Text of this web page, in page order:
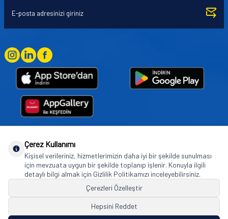
Goodyear (and Winged Foot Design) are trademarks of or licensed to The Goodyear
Tire & Rubber Company used under license by Basbug Group Company,
Istanbul/Türkiye. © 2026 The Goodyear Tire & Rubber Company.
Çerez Kullanımı
Kişisel verileriniz, hizmetlerimizin daha iyi bir şekilde sunulması
için mevzuata uygun bir şekilde toplanıp işlenir. Konuyla ilgili
detaylı bilgi almak için Gizlilik Politikamızı inceleyebilirsiniz.
Çerezleri Özelleştir
Hepsini Reddet